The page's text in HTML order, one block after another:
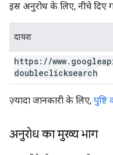
इस अनुरोध के लिए, नीचे दिए
दायरा
https: //www.
doubleclicksearch
ज़्यादा जानकारी के लिए,
अनुरोध का मुख्य भाग